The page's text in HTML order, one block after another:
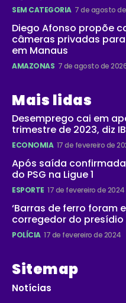
SEM CATEGORIA 7 de agosto
Diego Afonso propõe
câmeras privadas
em Manaus
AMAZONAS 7 de agosto de
Mais lidas
Desemprego cai em
trimestre de 2023, diz
ECONOMIA 17 de fevereiro de
Após saída
do PSG na Ligue 1
ESPORTE 17 de fevereiro de 2024
‘Barras de ferro foram
corregedor do presídio
POLÍCIA 17 de fevereiro de 2024
Sitemap
Notícias